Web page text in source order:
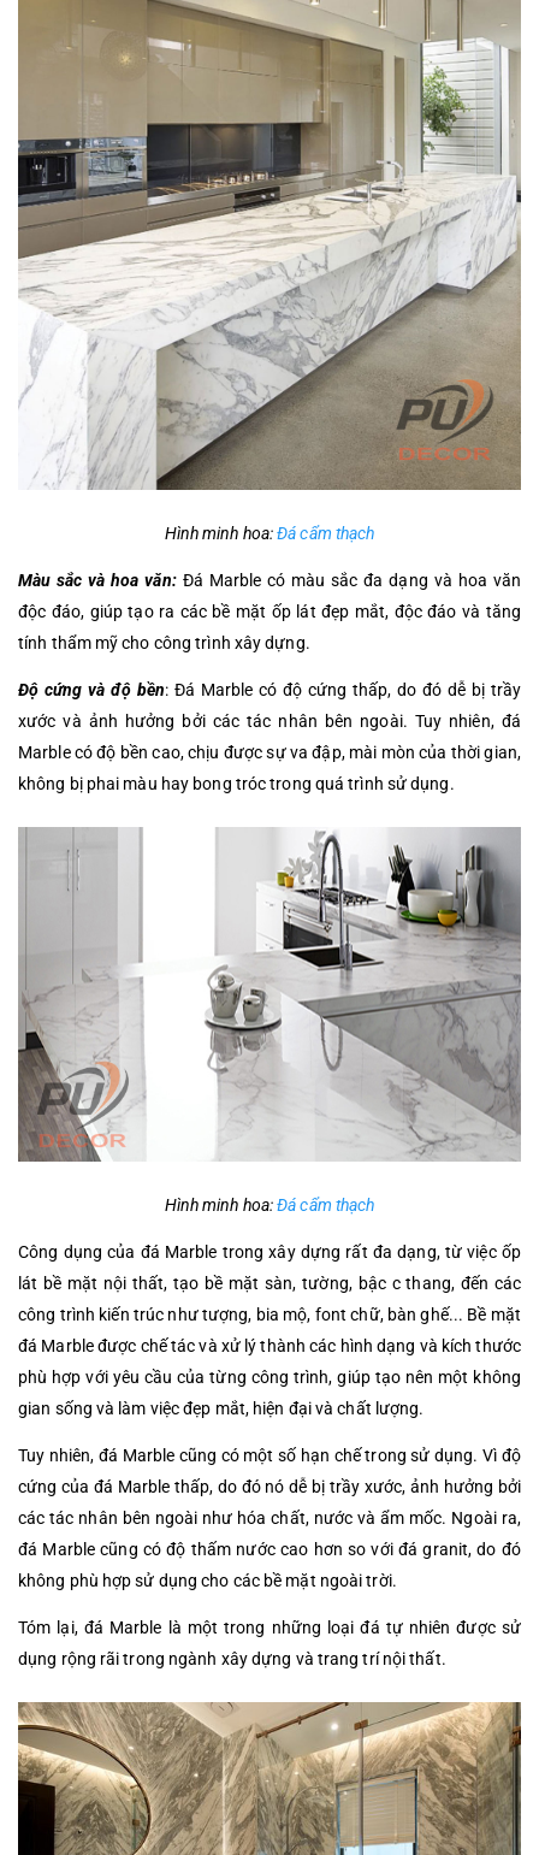
Hình minh hoa:Đá cẩm thạch
Màu sắc và hoa văn: Đá Marble có màu sắc đa dạng và hoa văn
độc đáo, giúp tạo ra các bề mặt ốp lát đẹp mắt, độc đáo và tăng
tính thẩm mỹ cho công trình xây dựng.
Độ cứng và độ bền: Đá Marble có độ cứng thấp, do đó dễ bị trầy
xước và ảnh hưởng bởi các tác nhân bên ngoài. Tuy nhiên, đá
Marble có độ bền cao, chịu được sự va đập, mài mòn của thời gian,
không bị phai màu hay bong tróc trong quá trình sử dụng.
Hình minh hoa:Đá cẩm thạch
Công dụng của đá Marble trong xây dựng rất đa dạng, từ việc ốp
lát bề mặt nội thất, tạo bề mặt sàn, tường, bậc c thang, đến các
công trình kiến trúc như tượng, bia mộ, font chữ, bàn ghế... Bề mặt
đá Marble được chế tác và xử lý thành các hình dạng và kích thước
phù hợp với yêu cầu của từng công trình, giúp tạo nên một không
gian sống và làm việc đẹp mắt, hiện đại và chất lượng.
Tuy nhiên, đá Marble cũng có một số hạn chế trong sử dụng. Vì độ
cứng của đá Marble thấp, do đó nó dễ bị trầy xước, ảnh hưởng bởi
các tác nhân bên ngoài như hóa chất, nước và ẩm mốc. Ngoài ra,
đá Marble cũng có độ thấm nước cao hơn so với đá granit, do đó
không phù hợp sử dụng cho các bề mặt ngoài trời.
Tóm lại, đá Marble là một trong những loại đá tự nhiên được sử
dụng rộng rãi trong ngành xây dựng và trang trí nội thất.